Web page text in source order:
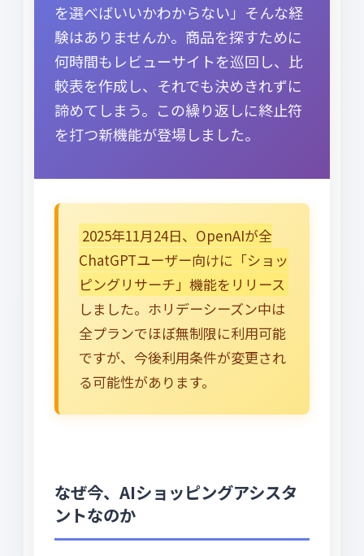
を選べばいいかわからない」そんな経
験はありませんか。商品を探すために
何時間もレビューサイトを巡回し、比
較表を作成し、それでも決めきれずに
諦めてしまう。この繰り返しに終止符
を打つ新機能が登場しました。
2025年11月24日、OpenAIが全
ChatGPTユーザー向けに「ショッ
ピングリサーチ」機能をリリース
しました。ホリデーシーズン中は
全プランでほぼ無制限に利用可能
ですが、今後利用条件が変更され
る可能性があります。
なぜ今、AIショッピングアシスタ
ントなのか